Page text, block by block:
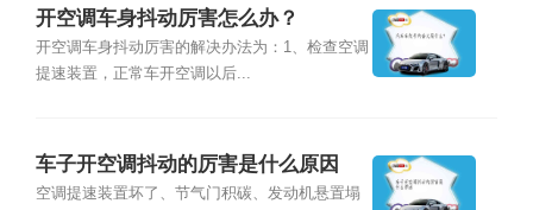
开空调车身抖动厉害怎么办？
开空调车身抖动厉害的解决办法为：1、检查空调
提速装置，正常车开空调以后...
车子开空调抖动的厉害是什么原因
空调提速装置坏了、节气门积碳、发动机悬置塌